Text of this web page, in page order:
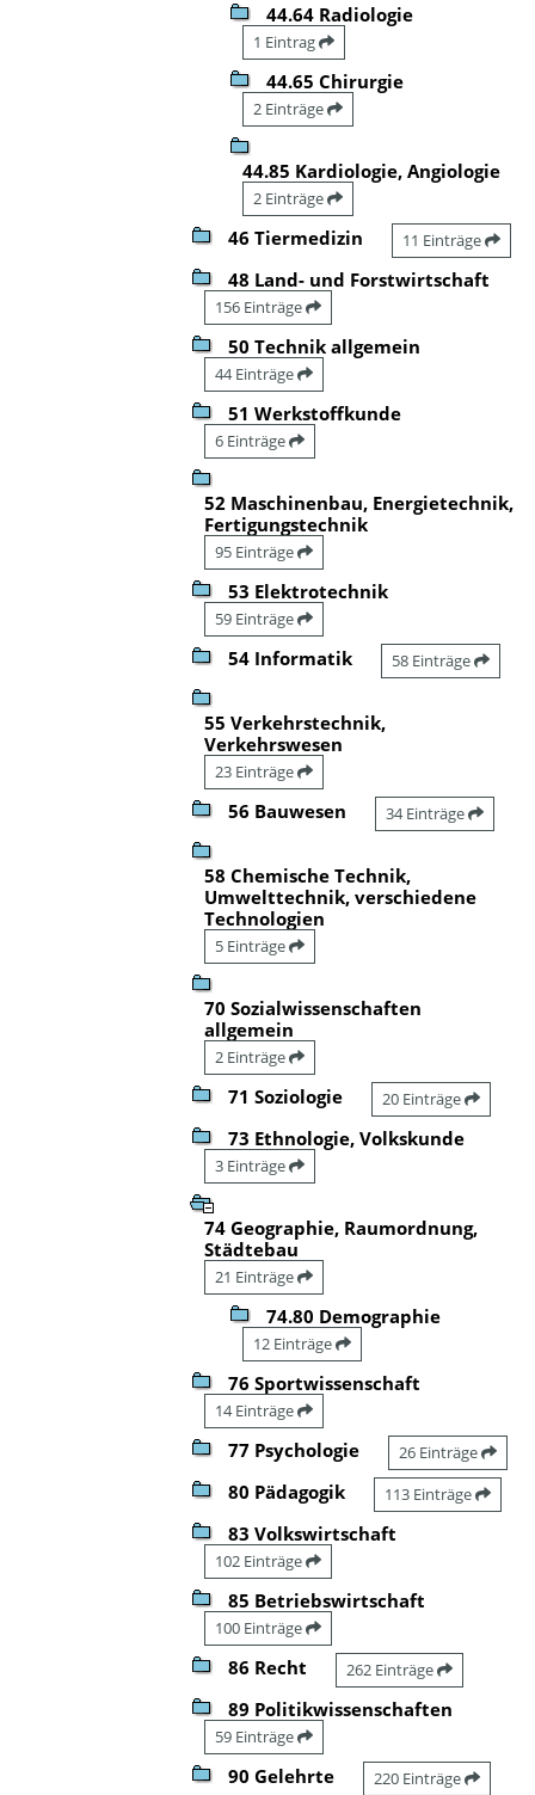
44.64 Radiologie
1 Eintrag
44.65 Chirurgie
2 Einträge
44.85 Kardiologie, Angiologie
2 Einträge
46 Tiermedizin 11 Einträge
48 Land- und Forstwirtschaft
156 Einträge
50 Technik allgemein
44 Einträge
51 Werkstoffkunde
6 Einträge
52 Maschinenbau, Energietechnik,
Fertigungstechnik
95 Einträge
53 Elektrotechnik
59 Einträge
54 Informatik 58 Einträge
55 Verkehrstechnik,
Verkehrswesen
23 Einträge
56 Bauwesen 34 Einträge
58 Chemische Technik,
Umwelttechnik, verschiedene
Technologien
5 Einträge
70 Sozialwissenschaften
allgemein
2 Einträge
71 Soziologie 20 Einträge
73 Ethnologie, Volkskunde
3 Einträge
74 Geographie, Raumordnung,
Städtebau
21 Einträge
74.80 Demographie
12 Einträge
76 Sportwissenschaft
14 Einträge
77 Psychologie 26 Einträge
80 Pädagogik 113 Einträge
83 Volkswirtschaft
102 Einträge
85 Betriebswirtschaft
100 Einträge
86 Recht 262 Einträge
89 Politikwissenschaften
59 Einträge
90 Gelehrte 220 Einträge